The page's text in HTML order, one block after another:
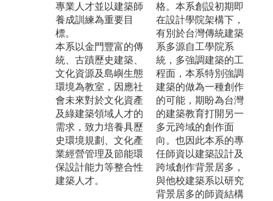
專業人才並以建築師
養成訓練為重要目
標。
本系以金門豐富的傳
統、古蹟歷史建築、
文化資源及島嶼生態
環境為教室，因應社
會未來對於文化資產
及綠建築領域人才的
需求，致力培養具歷
史環境規劃、文化產
業經營管理及節能環
保設計能力等整合性
建築人才。
格。本系創設初期即
在設計學院架構下，
有別於台灣傳統建築
系多源自工學院系
統，多強調建築的工
程面，本系特別強調
建築的做為一種創作
的可能，期盼為台灣
的建築教育打開另一
多元跨域的創作面
向。也因此本系的專
任師資以建築設計及
跨域創作背景居多，
與他校建築系以研究
背景居多的師資結構